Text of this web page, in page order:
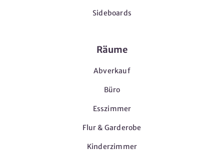
Sideboards
Räume
Abverkauf
Büro
Esszimmer
Flur & Garderobe
Kinderzimmer